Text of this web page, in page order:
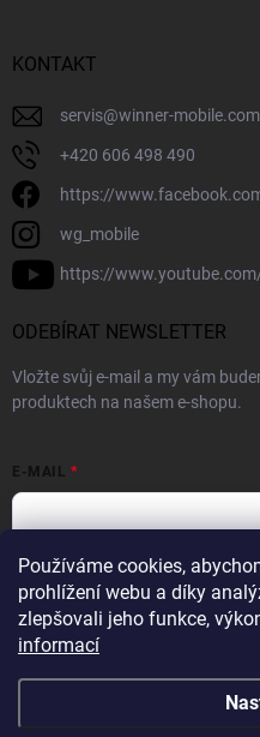
Používáme cookies,
prohlížení webu a díky
zlepšovali jeho funkce,
informací
KONTAKT
servis@winner-mobile.com
+420 606 498 490
https://
wg_mobile
https://
ODEBÍRAT NEWSLETTER
Vložte svůj e-mail a my vám
produktech na našem e-shopu.
E-MAIL
Vložením e-mailové adresy
údajů v souladu seZásadami
Přihlásit se